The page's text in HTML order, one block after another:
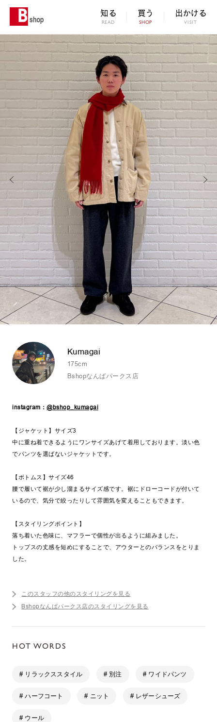
知る
READ
買う
SHOP
出かける
VISIT
Kumagai
175cm
Bshopなんばパークス店
instagram： @bshop_kumagai
【ジャケット】サイズ3
中に重ね着できるようにワンサイズあげて着用しております。淡い色
でパンツを選ばないジャケットです。
【ボトムス】サイズ46
腰で履いて裾が少し溜まるサイズ感です。裾にドローコードが付いて
いるので、気分で絞ったりして雰囲気を変えることもできます。
【スタイリングポイント】
落ち着いた色味に、マフラーで個性が出るように組みました。
トップスの丈感を短めにすることで、アウターとのバランスをとりま
した。
このスタッフの他のスタイリングを見る
Bshopなんばパークス店のスタイリングを見る
HOT WORDS
# リラックススタイル # 別注 # ワイドパンツ
# ハーフコート # ニット # レザーシューズ
# ウール